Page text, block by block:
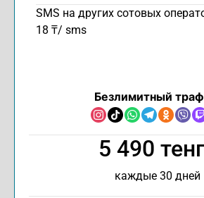
SMS на других сотовых
18 ₸/ sms
Безлимитный
5 490
каждые 30 дней